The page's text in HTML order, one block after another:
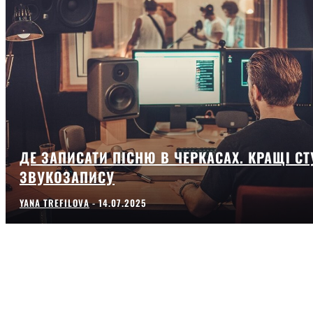
ДЕ ЗАПИСАТИ ПІСНЮ В ЧЕРКАСАХ. КРАЩІ
ЗВУКОЗАПИСУ
YANA TREFILOVA - 14.07.2025